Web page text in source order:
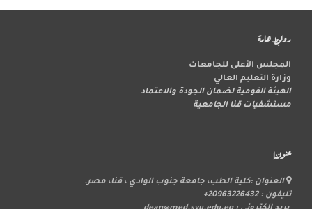
روابط هامة
المجلس الأعلى للجامعات
وزارة التعليم العالي
الهيئة القومية لضمان الجودة والاعتماد
مستشفيات قنا الجامعية
عنواننا
العنوان :كلية الطب، جامعة جنوب الوادي ، قنا، مصر.
تليفون : 20963226432+